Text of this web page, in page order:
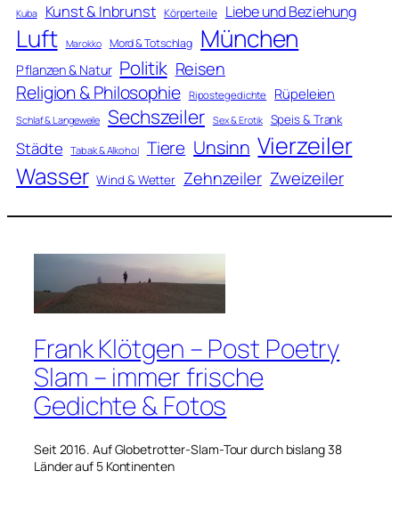
Kuba Kunst & Inbrunst Körperteile Liebe und Beziehung
Luft Marokko Mord & Totschlag München
Pflanzen & Natur Politik Reisen
Religion & Philosophie Ripostegedichte Rüpeleien
Schlaf & Langeweile Sechszeiler Sex & Erotik Speis & Trank
Städte Tabak & Alkohol Tiere Unsinn Vierzeiler
Wasser Wind & Wetter Zehnzeiler Zweizeiler
Frank Klötgen – Post Poetry
Slam – immer frische
Gedichte & Fotos
Seit 2016. Auf Globetrotter-Slam-Tour durch bislang 38
Länder auf 5 Kontinenten